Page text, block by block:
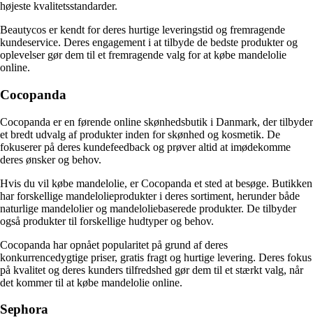
højeste kvalitetsstandarder.
Beautycos er kendt for deres hurtige leveringstid og fremragende
kundeservice. Deres engagement i at tilbyde de bedste produkter og
oplevelser gør dem til et fremragende valg for at købe mandelolie
online.
Cocopanda
Cocopanda er en førende online skønhedsbutik i Danmark, der tilbyder
et bredt udvalg af produkter inden for skønhed og kosmetik. De
fokuserer på deres kundefeedback og prøver altid at imødekomme
deres ønsker og behov.
Hvis du vil købe mandelolie, er Cocopanda et sted at besøge. Butikken
har forskellige mandelolieprodukter i deres sortiment, herunder både
naturlige mandelolier og mandeloliebaserede produkter. De tilbyder
også produkter til forskellige hudtyper og behov.
Cocopanda har opnået popularitet på grund af deres
konkurrencedygtige priser, gratis fragt og hurtige levering. Deres fokus
på kvalitet og deres kunders tilfredshed gør dem til et stærkt valg, når
det kommer til at købe mandelolie online.
Sephora